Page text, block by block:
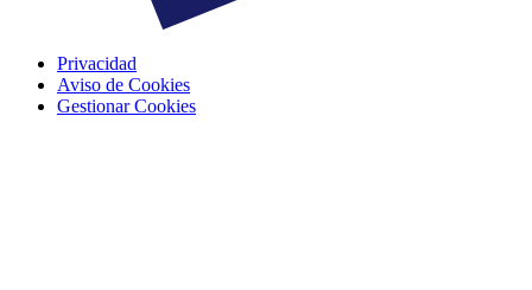
Privacidad
Aviso de Cookies
Gestionar Cookies